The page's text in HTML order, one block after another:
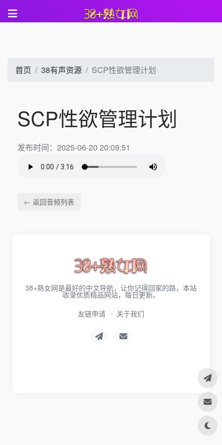
首页 38有声资源 SCP性欲管理计划
SCP性欲管理计划
发布时间：2025-06-20 20:09:51
← 返回音频列表
38+熟女网是最好的中文导航，让你记得回家的路，本站
收录优质精品网站，每日更新。
友链申请
关于我们